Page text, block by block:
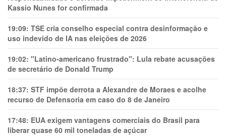
Kassio Nunes for confirmada
19:09: TSE cria conselho especial contra desinformação e
uso indevido de IA nas eleições de 2026
19:02: "Latino-americano frustrado": Lula rebate acusações
de secretário de Donald Trump
18:37: STF impõe derrota a Alexandre de Moraes e acolhe
recurso de Defensoria em caso do 8 de Janeiro
17:48: EUA exigem vantagens comerciais do Brasil para
liberar quase 60 mil toneladas de açúcar